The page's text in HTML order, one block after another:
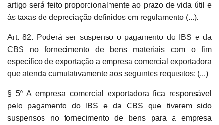
artigo será feito proporcionalmente ao prazo de vida útil e
às taxas de depreciação definidos em regulamento (...).
Art. 82. Poderá ser suspenso o pagamento do IBS e da
CBS no fornecimento de bens materiais com o fim
específico de exportação a empresa comercial exportadora
que atenda cumulativamente aos seguintes requisitos: (...)
§ 5º A empresa comercial exportadora fica responsável
pelo pagamento do IBS e da CBS que tiverem sido
suspensos no fornecimento de bens para a empresa